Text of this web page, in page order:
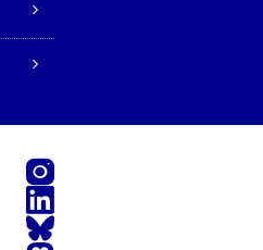
Instagram
LinkedIn
Bluesky